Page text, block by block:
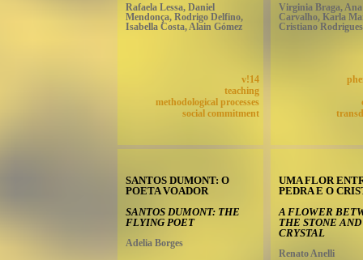
Rafaela Lessa, Daniel
Mendonça, Rodrigo Delfino,
Isabella Costa, Alain Gómez
v!14
teaching
methodological processes
social commitment
Virginia Braga,
Carvalho, Karla
Cristiano Rodrigues
SANTOS DUMONT: O
POETA VOADOR
SANTOS DUMONT: THE
FLYING POET
Adelia Borges
UMA FLOR
PEDRA E O
A FLOWER
THE STONE
CRYSTAL
Renato Anelli